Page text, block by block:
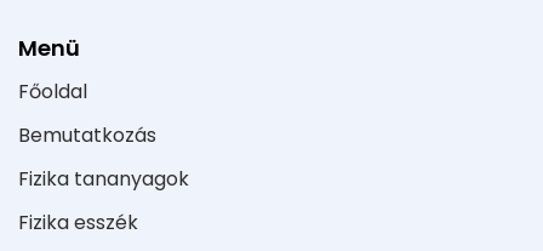
Menü
Főoldal
Bemutatkozás
Fizika tananyagok
Fizika esszék